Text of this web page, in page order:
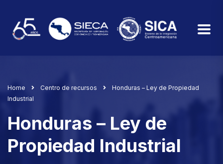
Home Centro de recursos
Honduras – Ley de Propiedad
Industrial
Honduras – Ley de
Propiedad Industrial